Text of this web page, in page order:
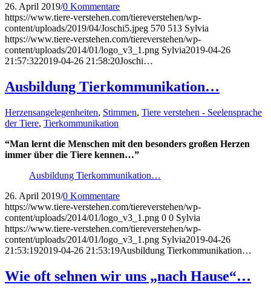
26. April 2019/0 Kommentare
https://www.tiere-verstehen.com/tiereverstehen/wp-
content/uploads/2019/04/Joschi5.jpeg 570 513 Sylvia
https://www.tiere-verstehen.com/tiereverstehen/wp-
content/uploads/2014/01/logo_v3_1.png Sylvia2019-04-26
21:57:322019-04-26 21:58:20Joschi…
Ausbildung Tierkommunikation…
Herzensangelegenheiten, Stimmen, Tiere verstehen - Seelensprache
der Tiere, Tierkommunikation
“Man lernt die Menschen mit den besonders großen Herzen
immer über die Tiere kennen…”
Ausbildung Tierkommunikation…
26. April 2019/0 Kommentare
https://www.tiere-verstehen.com/tiereverstehen/wp-
content/uploads/2014/01/logo_v3_1.png 0 0 Sylvia
https://www.tiere-verstehen.com/tiereverstehen/wp-
content/uploads/2014/01/logo_v3_1.png Sylvia2019-04-26
21:53:192019-04-26 21:53:19Ausbildung Tierkommunikation…
Wie oft sehnen wir uns „nach Hause“…